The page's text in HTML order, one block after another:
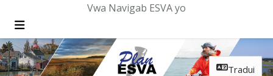
Vwa Navigab ESVA yo
Meni
Tradui